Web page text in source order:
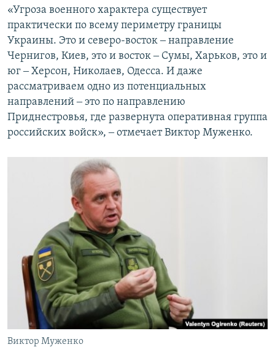
«Угроза военного характера существует
практически по всему периметру границы
Украины. Это и северо-восток ‒ направление
Чернигов, Киев, это и восток ‒ Сумы, Харьков, это и
юг ‒ Херсон, Николаев, Одесса. И даже
рассматриваем одно из потенциальных
направлений ‒ это по направлению
Приднестровья, где развернута оперативная группа
российских войск», ‒ отмечает Виктор Муженко.
Виктор Муженко